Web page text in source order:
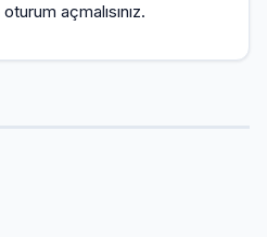
oturum açmalısınız.